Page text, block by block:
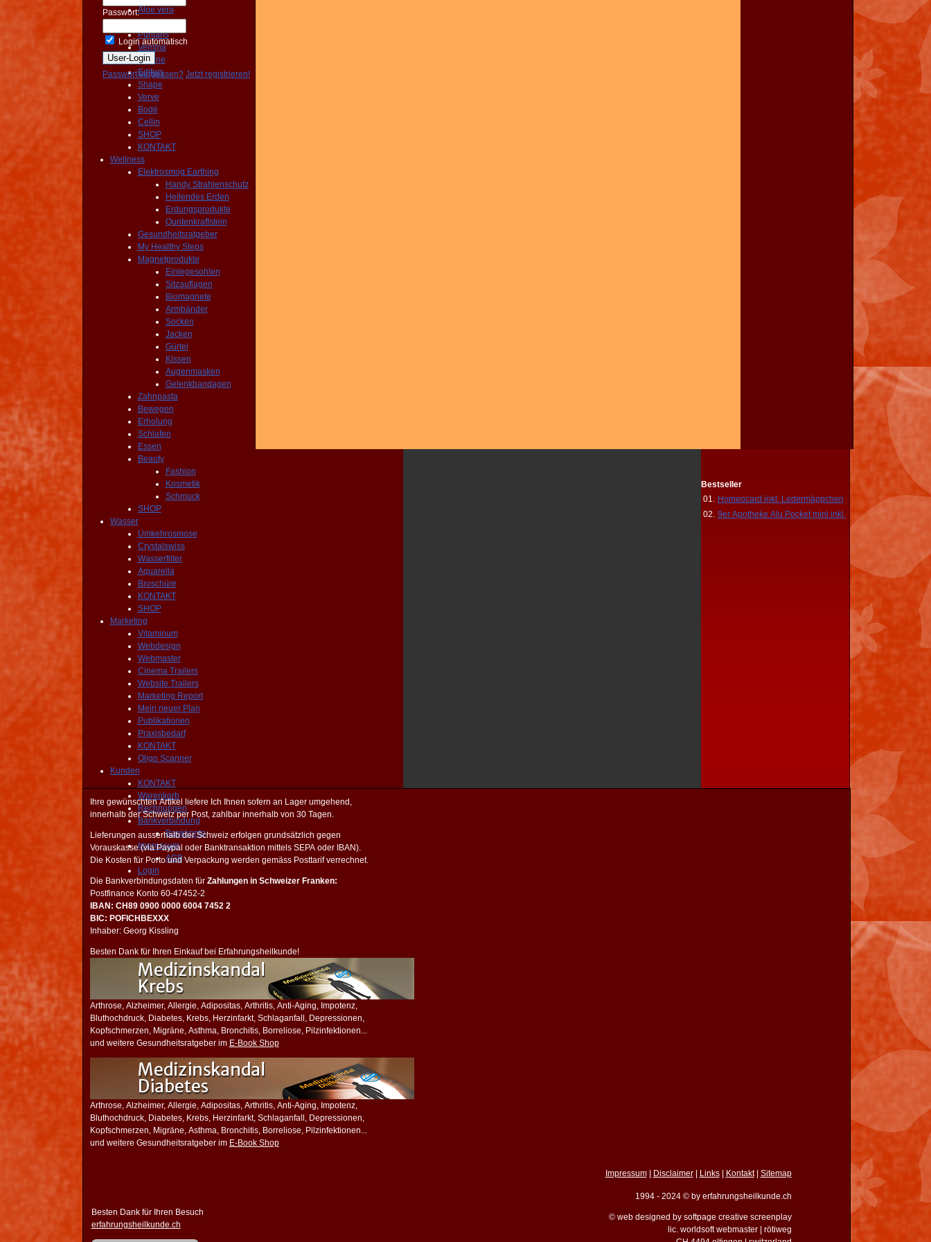
Aloe vera
Getreide
Puritans
Vemma
Fit Line
Edifors
Shape
Verve
Bodé
Cellin
SHOP
KONTAKT
Wellness
Elektrosmog Earthing
Handy Strahlenschutz
Heilendes Erden
Erdungsprodukte
Quntenkraftstein
Gesundheitsratgeber
My Healthy Steps
Magnetprodukte
Einlegesohlen
Sitzauflagen
Biomagnete
Armbänder
Socken
Jacken
Gürtel
Kissen
Augenmasken
Gelenkbandagen
Zahnpasta
Bewegen
Erholung
Schlafen
Essen
Beauty
Fashion
Kosmetik
Schmuck
SHOP
Wasser
Umkehrosmose
Crystalswiss
Wasserfilter
Aquarella
Broschüre
KONTAKT
SHOP
Marketing
Vitaminum
Webdesign
Webmaster
Cinema Trailers
Website Trailers
Marketing Report
Mein neuer Plan
Publikationen
Praxisbedarf
KONTAKT
Oligo Scanner
Kunden
KONTAKT
Warenkorb
Rechnungen
Bankverbindung
Bankkonto
Impressum
AGB
Login
Passwort:
Login automatisch
Passwort vergessen? Jetzt registrieren!
Bestseller
01. Homeocard inkl. Ledermäppchen
02. 9er Apotheke Alu Pocket mini inkl.
Ihre gewünschten Artikel liefere Ich Ihnen sofern an Lager umgehend,
innerhalb der Schweiz per Post, zahlbar innerhalb von 30 Tagen.
Lieferungen ausserhalb der Schweiz erfolgen grundsätzlich gegen
Vorauskasse (via Paypal oder Banktransaktion mittels SEPA oder IBAN).
Die Kosten für Porto und Verpackung werden gemäss Posttarif verrechnet.
Die Bankverbindungsdaten für Zahlungen in Schweizer Franken:
Postfinance Konto 60-47452-2
IBAN: CH89 0900 0000 6004 7452 2
BIC: POFICHBEXXX
Inhaber: Georg Kissling
Besten Dank für Ihren Einkauf bei Erfahrungsheilkunde!
Arthrose, Alzheimer, Allergie, Adipositas, Arthritis, Anti-Aging, Impotenz,
Bluthochdruck, Diabetes, Krebs, Herzinfarkt, Schlaganfall, Depressionen,
Kopfschmerzen, Migräne, Asthma, Bronchitis, Borreliose, Pilzinfektionen...
und weitere Gesundheitsratgeber im E-Book Shop
Arthrose, Alzheimer, Allergie, Adipositas, Arthritis, Anti-Aging, Impotenz,
Bluthochdruck, Diabetes, Krebs, Herzinfarkt, Schlaganfall, Depressionen,
Kopfschmerzen, Migräne, Asthma, Bronchitis, Borreliose, Pilzinfektionen...
und weitere Gesundheitsratgeber im E-Book Shop
Impressum| Disclaimer| Links| Kontakt| Sitemap
Besten Dank für Ihren Besuch
erfahrungsheilkunde.ch
1994 - 2024 © by erfahrungsheilkunde.ch
© web designed by softpage creative screenplay
lic. worldsoft webmaster | rötiweg